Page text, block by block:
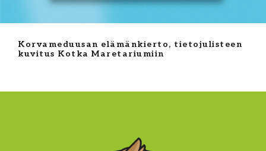
Korvameduusan elämänkierto, tietojulisteen
kuvitus Kotka Maretariumiin